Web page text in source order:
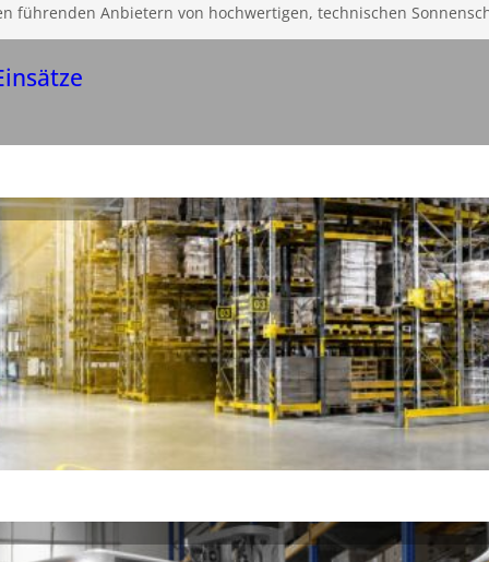
führenden Anbietern von hochwertigen, technischen